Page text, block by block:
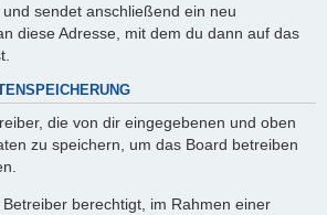
sendet anschließend ein neu
diese Adresse, mit dem du dann auf das
die von dir eingegebenen und oben
zu speichern, um das Board betreiben
berechtigt, im Rahmen einer